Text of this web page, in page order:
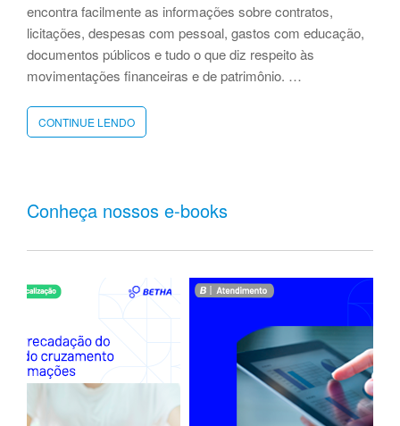
encontra facilmente as informações sobre contratos,
licitações, despesas com pessoal, gastos com educação,
documentos públicos e tudo o que diz respeito às
movimentações financeiras e de patrimônio. …
CONTINUE LENDO
DO
DA
EM
Conheça nossos e-books